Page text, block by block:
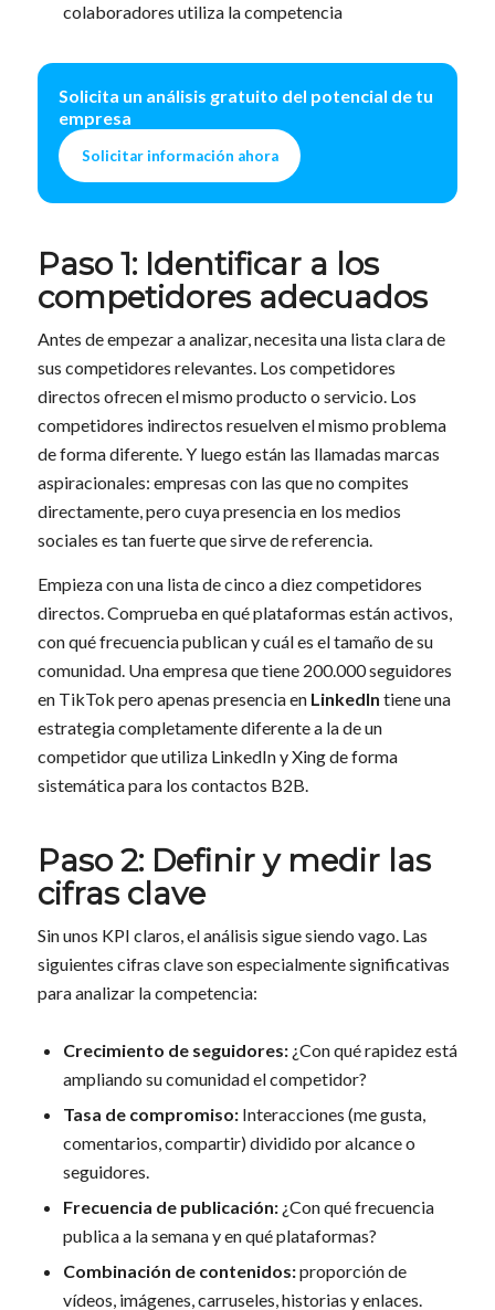
colaboradores utiliza la competencia
Solicita un análisis gratuito del potencial de tu
empresa
Solicitar información ahora
Paso 1: Identificar a los
competidores adecuados
Antes de empezar a analizar, necesita una lista clara de
sus competidores relevantes. Los competidores
directos ofrecen el mismo producto o servicio. Los
competidores indirectos resuelven el mismo problema
de forma diferente. Y luego están las llamadas marcas
aspiracionales: empresas con las que no compites
directamente, pero cuya presencia en los medios
sociales es tan fuerte que sirve de referencia.
Empieza con una lista de cinco a diez competidores
directos. Comprueba en qué plataformas están activos,
con qué frecuencia publican y cuál es el tamaño de su
comunidad. Una empresa que tiene 200.000 seguidores
en TikTok pero apenas presencia en LinkedIn tiene una
estrategia completamente diferente a la de un
competidor que utiliza LinkedIn y Xing de forma
sistemática para los contactos B2B.
Paso 2: Definir y medir las
cifras clave
Sin unos KPI claros, el análisis sigue siendo vago. Las
siguientes cifras clave son especialmente significativas
para analizar la competencia:
Crecimiento de seguidores:¿Con qué rapidez está
ampliando su comunidad el competidor?
Tasa de compromiso:Interacciones (me gusta,
comentarios, compartir) dividido por alcance o
seguidores.
Frecuencia de publicación:¿Con qué frecuencia
publica a la semana y en qué plataformas?
Combinación de contenidos:proporción de
vídeos, imágenes, carruseles, historias y enlaces.